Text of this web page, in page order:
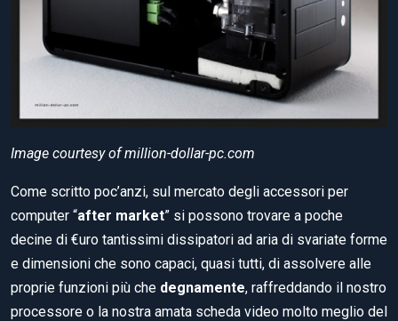
Image courtesy of million-dollar-pc.com
Come scritto poc’anzi, sul mercato degli accessori per
computer “after market” si possono trovare a poche
decine di €uro tantissimi dissipatori ad aria di svariate forme
e dimensioni che sono capaci, quasi tutti, di assolvere alle
proprie funzioni più che degnamente, raffreddando il nostro
processore o la nostra amata scheda video molto meglio del